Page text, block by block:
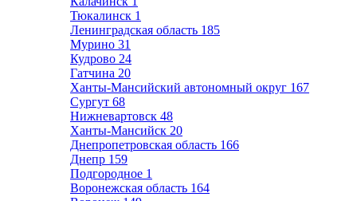
Тюкалинск 1
Ленинградская область 185
Мурино 31
Кудрово 24
Гатчина 20
Ханты-Мансийский автономный округ 167
Сургут 68
Нижневартовск 48
Ханты-Мансийск 20
Днепропетровская область 166
Днепр 159
Подгородное 1
Воронежская область 164